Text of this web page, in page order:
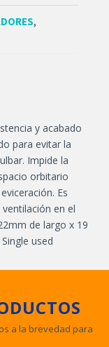
,
y acabado
para evitar la
Impide la
orbitario
Es
en el
de largo x 19
used
a la brevedad para